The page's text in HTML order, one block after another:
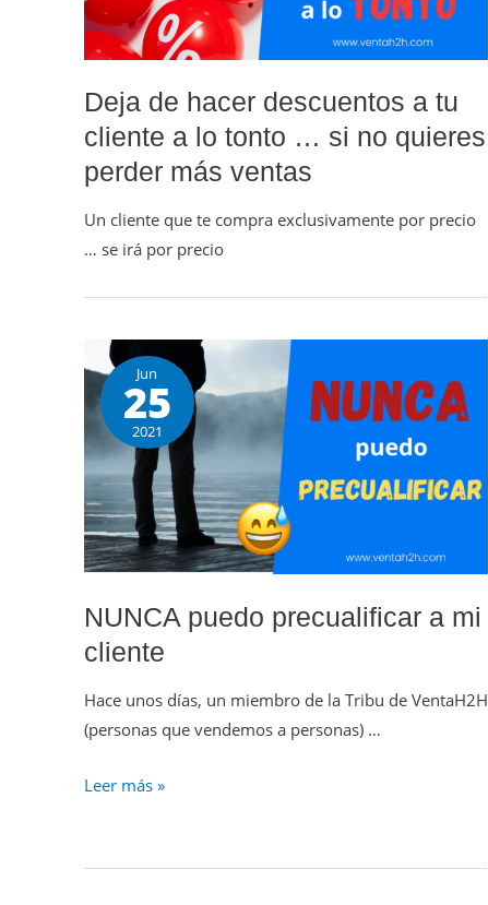
Deja de hacer descuentos a tu
cliente a lo tonto … si no quieres
perder más ventas
Un cliente que te compra exclusivamente por precio
… se irá por precio
Jun
25
2021
NUNCA puedo precualificar a mi
cliente
Hace unos días, un miembro de la Tribu de VentaH2H
(personas que vendemos a personas) …
Leer más »